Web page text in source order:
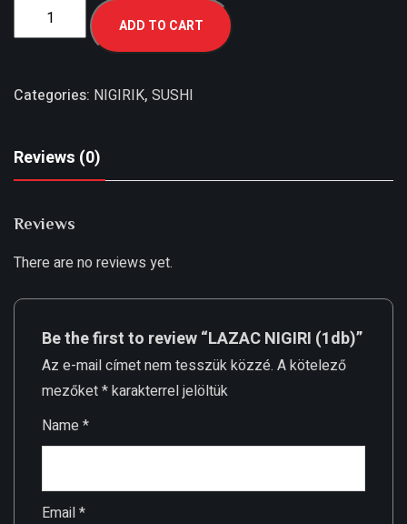
ADD TO CART
Categories: NIGIRIK, SUSHI
Reviews (0)
Reviews
There are no reviews yet.
Be the first to review “LAZAC NIGIRI (1db)”
Az e-mail címet nem tesszük közzé. A kötelező
mezőket*karakterrel jelöltük
Name*
Email*